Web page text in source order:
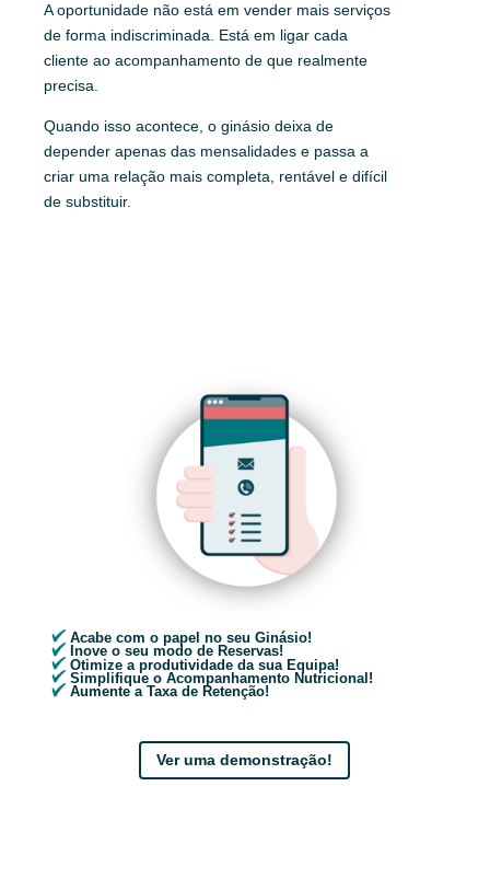
A oportunidade não está em vender mais serviços
de forma indiscriminada. Está em ligar cada
cliente ao acompanhamento de que realmente
precisa.
Quando isso acontece, o ginásio deixa de
depender apenas das mensalidades e passa a
criar uma relação mais completa, rentável e difícil
de substituir.
Acabe com o papel no seu Ginásio!
Inove o seu modo de Reservas!
Otimize a produtividade da sua Equipa!
Simplifique o Acompanhamento Nutricional!
Aumente a Taxa de Retenção!
Ver uma demonstração!